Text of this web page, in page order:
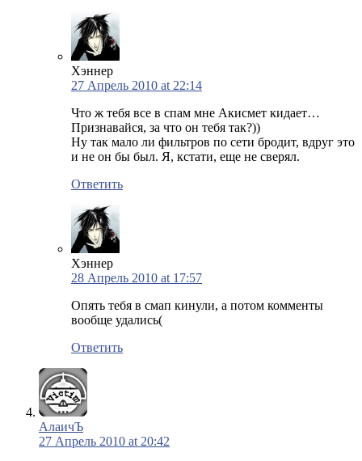
Хэннер
27 Апрель 2010 at 22:14
Что ж тебя все в спам мне Акисмет кидает…
Признавайся, за что он тебя так?))
Ну так мало ли фильтров по сети бродит, вдруг это
и не он бы был. Я, кстати, еще не сверял.
Ответить
Хэннер
28 Апрель 2010 at 17:57
Опять тебя в смап кинули, а потом комменты
вообще удались(
Ответить
АлаичЪ
27 Апрель 2010 at 20:42